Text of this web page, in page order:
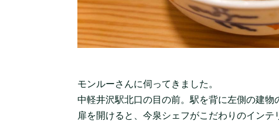
モンルーさんに伺ってきました。
中軽井沢駅北口の目の前。駅を背に左側の建物
扉を開けると、今泉シェフがこだわりのインテ